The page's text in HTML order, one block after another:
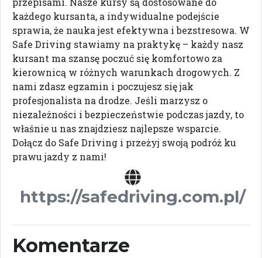
każdego kursanta, a indywidualne podejście
sprawia, że nauka jest efektywna i bezstresowa. W
Safe Driving stawiamy na praktykę – każdy nasz
kursant ma szansę poczuć się komfortowo za
kierownicą w różnych warunkach drogowych. Z
nami zdasz egzamin i poczujesz się jak
profesjonalista na drodze. Jeśli marzysz o
niezależności i bezpieczeństwie podczas jazdy, to
właśnie u nas znajdziesz najlepsze wsparcie.
Dołącz do Safe Driving i przeżyj swoją podróż ku
prawu jazdy z nami!
https://safedriving.com.pl/
Komentarze